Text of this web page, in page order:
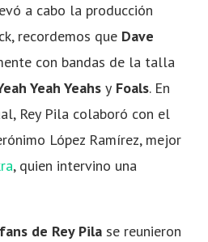
a cabo la producción
recordemos que Dave
con bandas de la talla
Yeah Yeahs y Foals. En
Rey Pila colaboró con el
López Ramírez, mejor
, quien intervino una
fans de Rey Pila se reunieron